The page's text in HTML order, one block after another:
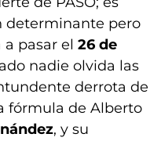
determinante pero
pasar el 26 de
nadie olvida las
derrota de
fórmula de Alberto
, y su